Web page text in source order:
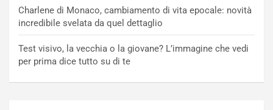
Charlene di Monaco, cambiamento di vita epocale: novità
incredibile svelata da quel dettaglio
Test visivo, la vecchia o la giovane? L’immagine che vedi
per prima dice tutto su di te